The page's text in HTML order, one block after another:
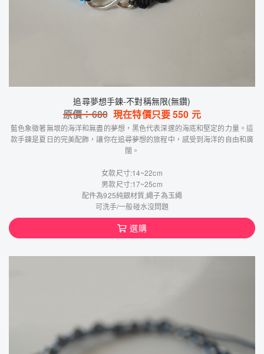
追尋夢想手鍊-不對稱無限(無鑽)
原價：680 現在特價只要550 元
藍色象徵著無垠的海洋和無盡的夢想，黑色代表深邃的海底和堅定的力量。這
款手鍊是夏日的完美配飾，讓你在追尋夢想的旅程中，感受到海洋的自由和廣
闊。
女款尺寸:14~22cm
男款尺寸:17~25cm
配件為925純銀材質,繩子為玉繩
可洗手/一般碰水沒問題
選購